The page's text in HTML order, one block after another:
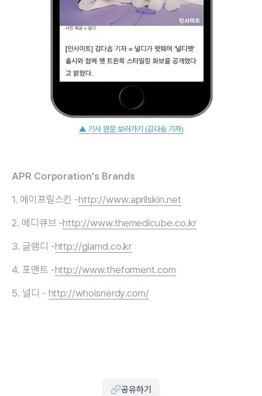
▲ 기사 원문 보러가기 (김다솜 기자)
APR Corporation's Brands
1. 에이프릴스킨 -http://www.aprilskin.net
2. 메디큐브 -http://www.themedicube.co.kr
3. 글램디 -http://glamd.co.kr
4. 포맨트 -http://www.theforment.com
5. 널디 - http://whoisnerdy.com/
공유하기